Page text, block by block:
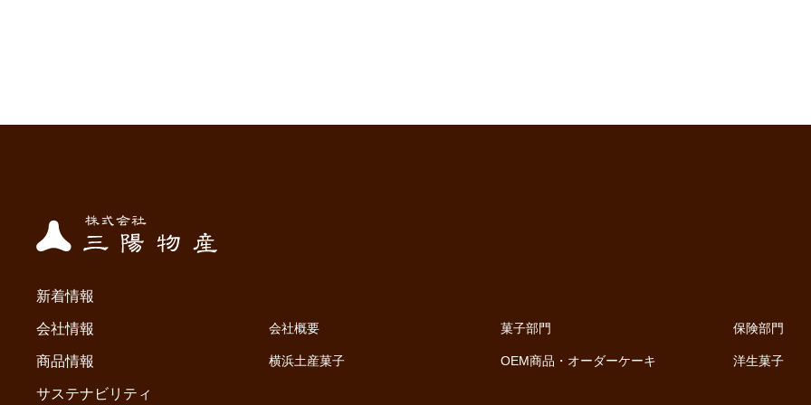
新着情報
会社情報 会社概要 菓子部門 保険部門
商品情報 横浜土産菓子 OEM商品・オーダーケーキ 洋生菓子
サステナビリティ